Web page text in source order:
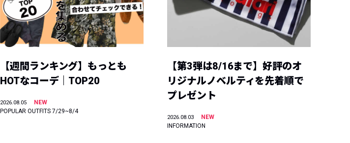
【週間ランキング】もっとも
HOTなコーデ｜TOP20
2026.08.05
NEW
POPULAR OUTFITS 7/29~8/4
【第3弾は8/16まで】好評のオ
リジナルノベルティを先着順で
プレゼント
2026.08.03
NEW
INFORMATION